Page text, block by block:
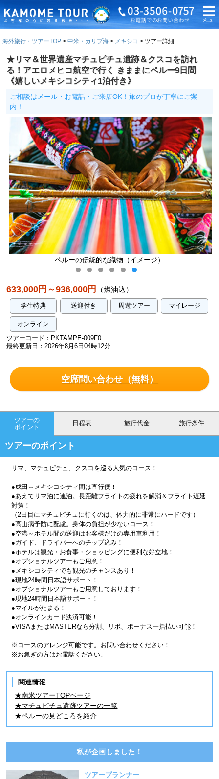
海外旅行・ツアーTOP 中米・カリブ海 メキシコ ツアー詳細
★リマ＆世界遺産マチュピチュ遺跡＆クスコを訪れ
る！アエロメヒコ航空で行く きままにペルー9日間
《嬉しいメキシコシティ1泊付き》
ご相談はメール・お電話・ご来店OK！旅のプロが丁寧にご案
内！
ペルーの伝統的な織物（イメージ）
633,000円～936,000円 （燃油込）
学生特典 送迎付き 周遊ツアー マイレージ
オンライン
ツアーコード：PKTAMPE-009F0
最終更新日：2026年8月6日04時12分
空席問い合わせ（無料）
ツアーの
ポイント
日程表 旅行代金 旅行条件
ツアーのポイント
リマ、マチュピチュ、クスコを巡る人気のコース！
●成田⇔メキシコシティ間は直行便！
●あえてリマ泊に連泊。長距離フライトの疲れを解消＆フライト遅延
対策！
（2日目にマチュピチュに行くのは、体力的に非常にハードです）
●高山病予防に配慮。身体の負担が少ないコース！
●空港～ホテル間の送迎はお客様だけの専用車利用！
●ガイド、ドライバーへのチップ込み！
●ホテルは観光・お食事・ショッピングに便利な好立地！
●オプショナルツアーもご用意！
●メキシコシティでも観光のチャンスあり！
●現地24時間日本語サポート！
●オプショナルツアーもご用意しております！
●現地24時間日本語サポート！
●マイルがたまる！
●オンラインカード決済可能！
●VISAまたはMASTERなら分割、リボ、ボーナス一括払い可能！
※コースのアレンジ可能です。お問い合わせください！
※お急ぎの方はお電話ください。
関連情報
★南米ツアーTOPページ
★マチュピチュ遺跡ツアーの一覧
★ペルーの見どころを紹介
私が企画しました！
ツアープランナー